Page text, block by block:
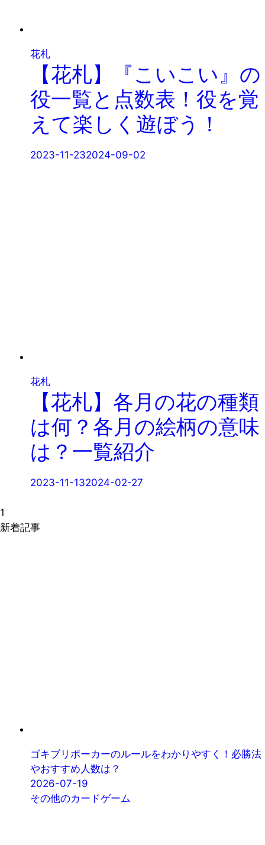
花札
【花札】『こいこい』の
役一覧と点数表！役を覚
えて楽しく遊ぼう！
2023-11-232024-09-02
花札
【花札】各月の花の種類
は何？各月の絵柄の意味
は？一覧紹介
2023-11-132024-02-27
1
新着記事
ゴキブリポーカーのルールをわかりやすく！必勝法
やおすすめ人数は？
2026-07-19
その他のカードゲーム